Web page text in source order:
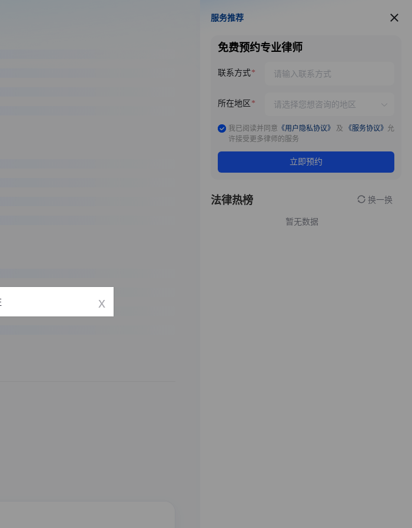
服务推荐
服务推荐
免费预约专业律师
联系方式
所在地区
我已阅读并同意 《用户隐私协议》 及 《服务协议》 允
许接受更多律师的服务
立即预约
法律热榜 换一换
暂无数据
x